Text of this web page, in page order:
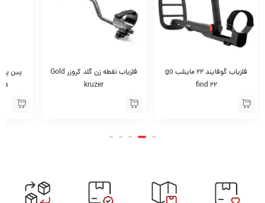
فلزیاب نقطه زن گلد کروزر Gold
kruzer
پین پوینتر پالس دایو اسکوبا
Pulsedive Scuba